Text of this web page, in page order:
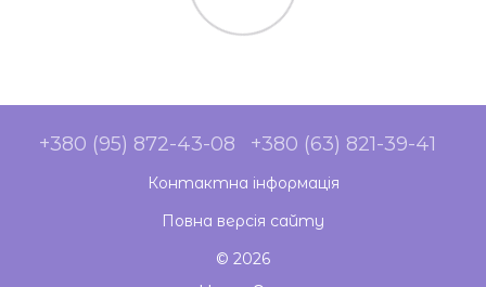
+380 (95) 872-43-08 +380 (63) 821-39-41
Контактна інформація
Повна версія сайту
© 2026